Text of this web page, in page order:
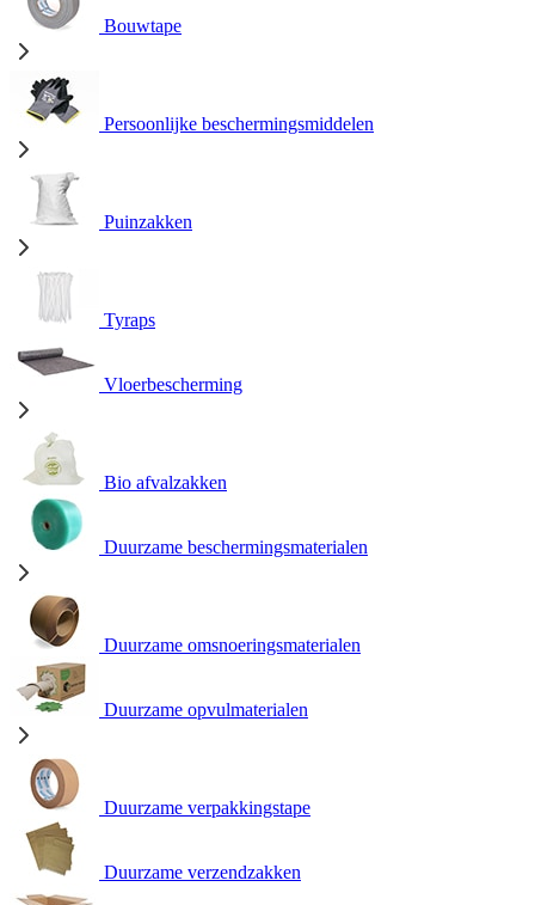
Bouwtape
Persoonlijke beschermingsmiddelen
Puinzakken
Tyraps
Vloerbescherming
Bio afvalzakken
Duurzame beschermingsmaterialen
Duurzame omsnoeringsmaterialen
Duurzame opvulmaterialen
Duurzame verpakkingstape
Duurzame verzendzakken